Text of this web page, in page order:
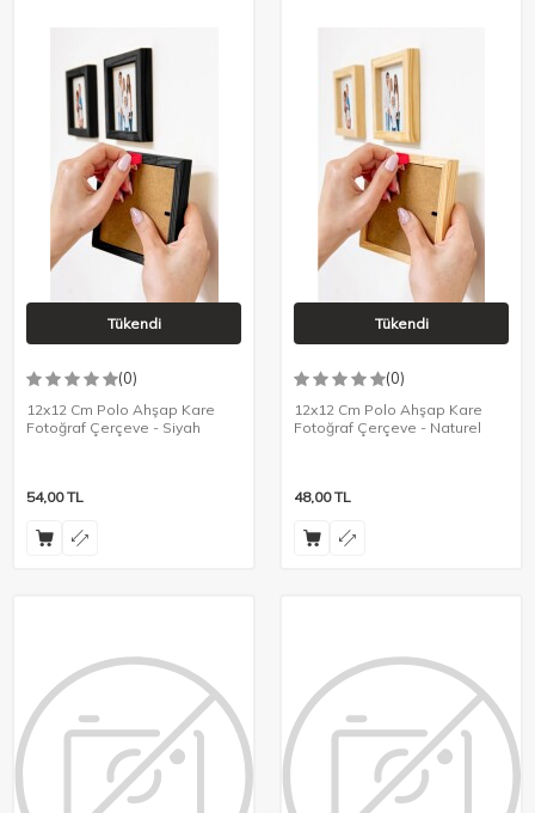
Tükendi
(0)
12x12 Cm Polo Ahşap Kare
Fotoğraf Çerçeve - Siyah
54,00TL
Tükendi
(0)
12x12 Cm Polo Ahşap Kare
Fotoğraf Çerçeve - Naturel
48,00TL